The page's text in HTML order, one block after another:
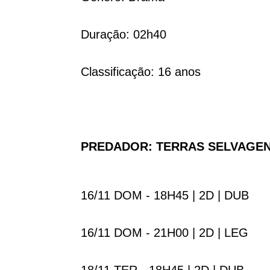
Duração: 02h40
Classificação: 16 anos
PREDADOR: TERRAS
16/11 DOM - 18H45 | 2D | DUB
16/11 DOM - 21H00 | 2D | LEG